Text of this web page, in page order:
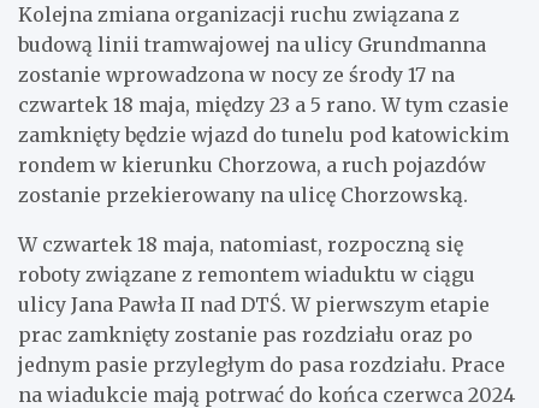
Kolejna zmiana organizacji ruchu związana z
budową linii tramwajowej na ulicy Grundmanna
zostanie wprowadzona w nocy ze środy 17 na
czwartek 18 maja, między 23 a 5 rano. W tym czasie
zamknięty będzie wjazd do tunelu pod katowickim
rondem w kierunku Chorzowa, a ruch pojazdów
zostanie przekierowany na ulicę Chorzowską.
W czwartek 18 maja, natomiast, rozpoczną się
roboty związane z remontem wiaduktu w ciągu
ulicy Jana Pawła II nad DTŚ. W pierwszym etapie
prac zamknięty zostanie pas rozdziału oraz po
jednym pasie przyległym do pasa rozdziału. Prace
na wiadukcie mają potrwać do końca czerwca 2024